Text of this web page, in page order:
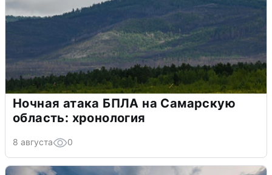
Ночная атака БПЛА на Самарскую
область: хронология
8 августа 0